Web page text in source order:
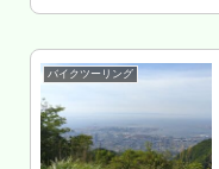
バイクツーリング